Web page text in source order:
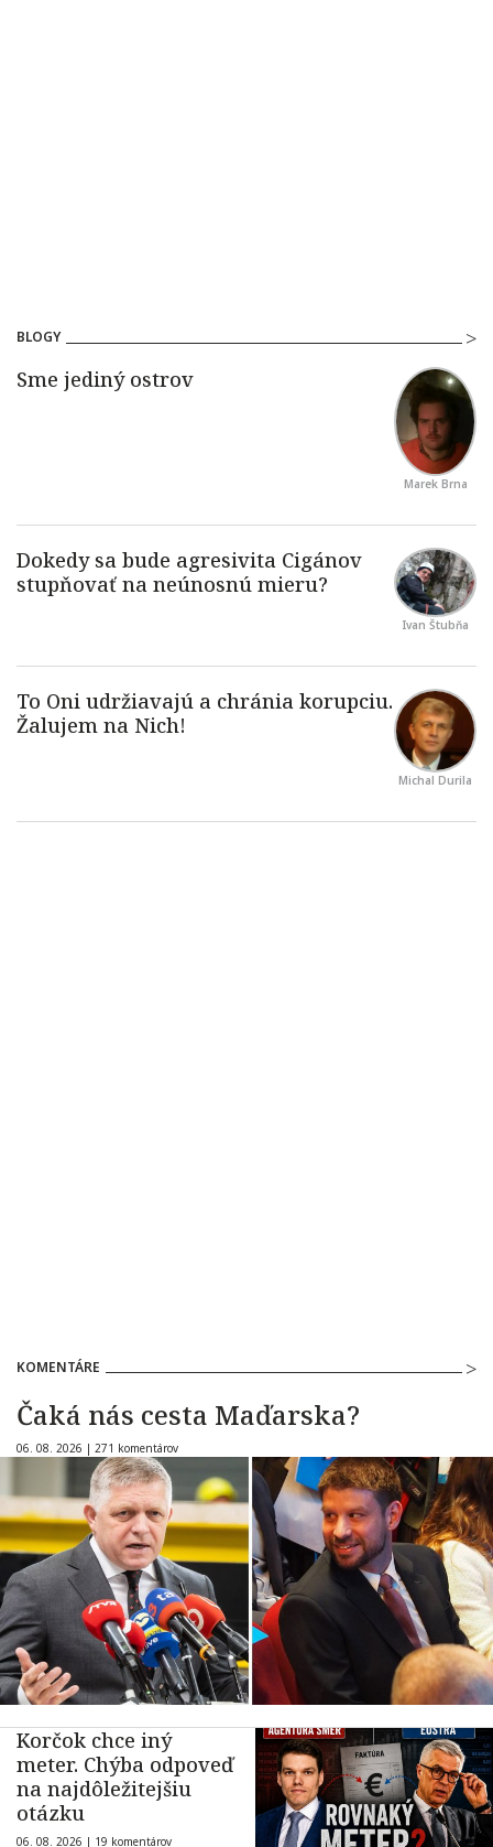
BLOGY
Marek Brna
Ivan Štubňa
Michal Durila
KOMENTÁRE
Čaká nás cesta Maďarska?
06. 08. 2026 | 271 komentárov
Korčok chce iný
meter. Chýba odpoveď
na najdôležitejšiu
otázku
06. 08. 2026 | 19 komentárov